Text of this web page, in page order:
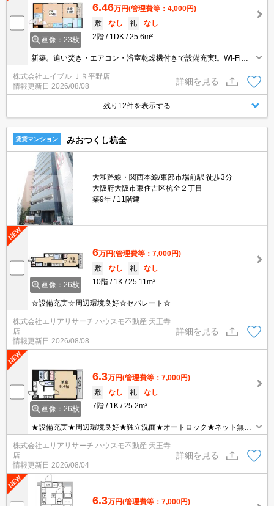
画像：23枚
6.46万円(管理費等：4,000円)
敷
なし 礼
なし
2階
1DK 25.6m²
新築。追い焚き・エアコン・浴室乾燥機付きで設備充実!。Wi-Fi無
料。温水洗浄便座付き。システムキッチン。オートロック。退去時
清掃費38,500円。
株式会社エイブル ＪＲ平野店
情報更新日 2026/08/08
詳細を見る
残り12件を表示する
賃貸マンション みおつくし杭全
大和路線・関西本線/東部市場前駅 徒歩3分
大阪府大阪市東住吉区杭全２丁目
築9年
11階建
画像：26枚
6万円(管理費等：7,000円)
敷
なし 礼
なし
10階
1K 25.11m²
☆設備充実☆周辺環境良好☆セパレート☆
株式会社エリアリサーチ ハウスモ不動産 天王寺
店
情報更新日 2026/08/08
詳細を見る
画像：26枚
6.3万円(管理費等：7,000円)
敷
なし 礼
なし
7階
1K 25.2m²
★設備充実★周辺環境良好★独立洗面★オートロック★ネット無料
★
株式会社エリアリサーチ ハウスモ不動産 天王寺
店
情報更新日 2026/08/04
詳細を見る
6.3万円(管理費等：7,000円)